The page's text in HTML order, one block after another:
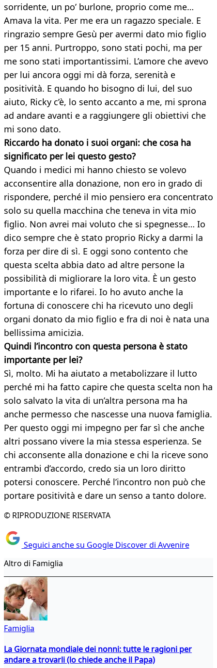
sorridente, un po’ burlone, proprio come me…
Amava la vita. Per me era un ragazzo speciale. E
ringrazio sempre Gesù per avermi dato mio figlio
per 15 anni. Purtroppo, sono stati pochi, ma per
me sono stati importantissimi. L’amore che avevo
per lui ancora oggi mi dà forza, serenità e
positività. E quando ho bisogno di lui, del suo
aiuto, Ricky c’è, lo sento accanto a me, mi sprona
ad andare avanti e a raggiungere gli obiettivi che
mi sono dato.
Riccardo ha donato i suoi organi: che cosa ha
significato per lei questo gesto?
Quando i medici mi hanno chiesto se volevo
acconsentire alla donazione, non ero in grado di
rispondere, perché il mio pensiero era concentrato
solo su quella macchina che teneva in vita mio
figlio. Non avrei mai voluto che si spegnesse… Io
dico sempre che è stato proprio Ricky a darmi la
forza per dire di sì. E oggi sono contento che
questa scelta abbia dato ad altre persone la
possibilità di migliorare la loro vita. È un gesto
importante e lo rifarei. Io ho avuto anche la
fortuna di conoscere chi ha ricevuto uno degli
organi donato da mio figlio e fra di noi è nata una
bellissima amicizia.
Quindi l’incontro con questa persona è stato
importante per lei?
Sì, molto. Mi ha aiutato a metabolizzare il lutto
perché mi ha fatto capire che questa scelta non ha
solo salvato la vita di un’altra persona ma ha
anche permesso che nascesse una nuova famiglia.
Per questo oggi mi impegno per far sì che anche
altri possano vivere la mia stessa esperienza. Se
chi acconsente alla donazione e chi la riceve sono
entrambi d’accordo, credo sia un loro diritto
potersi conoscere. Perché l’incontro non può che
portare positività e dare un senso a tanto dolore.
© RIPRODUZIONE RISERVATA
Seguici anche su Google Discover di Avvenire
Altro di Famiglia
Famiglia
La Giornata mondiale dei nonni: tutte le ragioni per
andare a trovarli (lo chiede anche il Papa)